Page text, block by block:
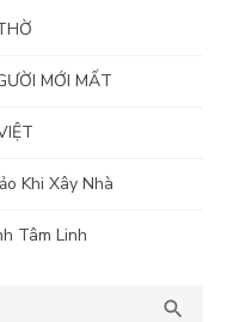
MỚI MẤT
Khi Xây Nhà
Tâm Linh
